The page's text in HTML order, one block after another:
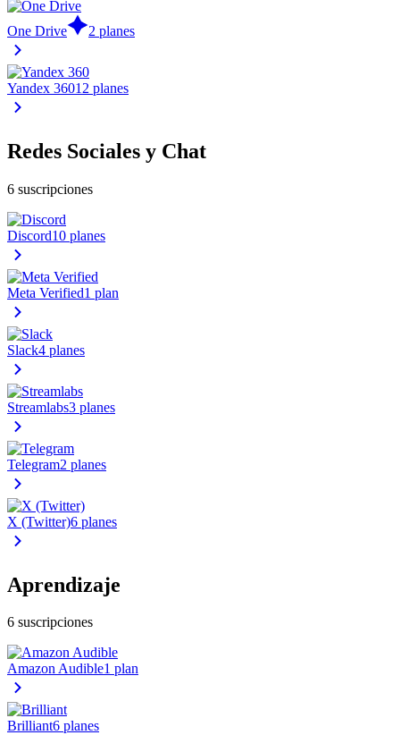
One Drive 2 planes
Yandex 36012 planes
Redes Sociales y Chat
6 suscripciones
Discord10 planes
Meta Verified1 plan
Slack4 planes
Streamlabs3 planes
Telegram2 planes
X (Twitter)6 planes
Aprendizaje
6 suscripciones
Amazon Audible1 plan
Brilliant6 planes